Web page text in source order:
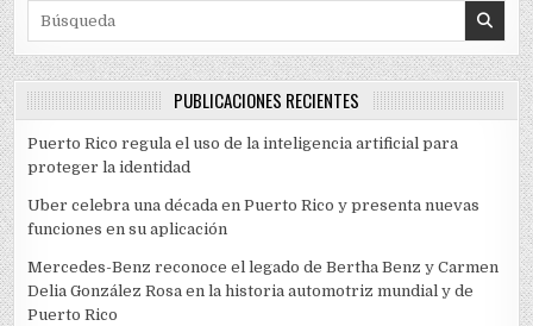
Search for:
PUBLICACIONES RECIENTES
Puerto Rico regula el uso de la inteligencia artificial para
proteger la identidad
Uber celebra una década en Puerto Rico y presenta nuevas
funciones en su aplicación
Mercedes-Benz reconoce el legado de Bertha Benz y Carmen
Delia González Rosa en la historia automotriz mundial y de
Puerto Rico